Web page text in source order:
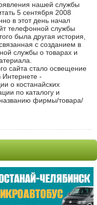
нашей службы
5 сентября 2008
в этот день начал
телефонной службы
была другая история,
с созданием в
службы о товарах и
сайта стало освещение
Интернете -
о костанайских
по каталогу и
фирмы/товара/